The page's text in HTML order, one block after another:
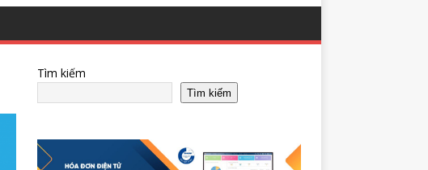
Tìm kiếm
Tìm kiếm